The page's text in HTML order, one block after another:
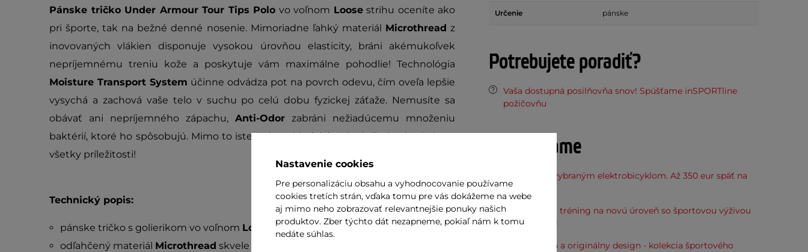
Pánske tričko Under Armour Tour Tips Polo vo voľnom Loosestrihu oceníte ako
pri športe, tak na bežné denné nosenie. Mimoriadne ľahký materiál Microthread z
inovovaných vlákien disponuje vysokou úrovňou elasticity, bráni akémukoľvek
nepríjemnému treniu kože a poskytuje vám maximálne pohodlie! Technológia
Moisture Transport System účinne odvádza pot na povrch odevu, čím oveľa lepšie
vysychá a zachová vaše telo v suchu po celú dobu fyzickej záťaže. Nemusíte sa
obávať ani nepríjemného zápachu, Anti-Odor zabráni nežiadúcemu množeniu
baktérií, ktoré ho spôsobujú. Mimo to iste uvítate klasický pekný dizajn vhodný pre
všetky príležitosti!
Technický popis:
pánske tričko s golierikom vo voľnom Loose
strihu
odľahčený materiál Microthread skvele absorbuje pot
Určenie pánske
Potrebujete poradiť?
Vaša dostupná posilňovňa snov! Spúšťame inSPORTline
požičovňu
Odporúčame
Cashback k vybraným elektrobicyklom. Až 350 eur späť na
ďalší nákup.
Posuňte svoj tréning na novú úroveň so športovou výživou
inSPORTline!
Česká kvalita a originálny design - kolekcia športového
Nastavenie cookies
Pre personalizáciu obsahu a vyhodnocovanie používame
cookies tretích strán, vďaka tomu pre vás dokážeme na webe
aj mimo neho zobrazovať relevantnejšie ponuky našich
produktov. Zber týchto dát nezapneme, pokiaľ nám k tomu
nedáte súhlas.